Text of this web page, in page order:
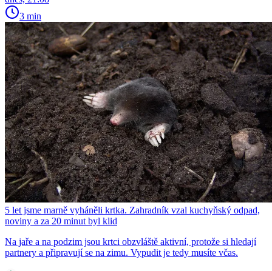
3 min
5 let jsme marně vyháněli krtka. Zahradník vzal kuchyňský odpad,
noviny a za 20 minut byl klid
Na jaře a na podzim jsou krtci obzvláště aktivní, protože si hledají
partnery a připravují se na zimu. Vypudit je tedy musíte včas.